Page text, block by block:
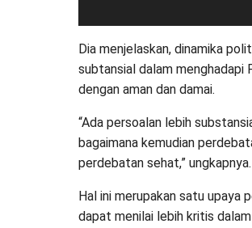
Dia menjelaskan, dinamika
subtansial dalam menghadapi
dengan aman dan damai.
“Ada persoalan lebih
bagaimana kemudian
perdebatan sehat,” ungkapnya.
Hal ini merupakan satu upaya
dapat menilai lebih kritis